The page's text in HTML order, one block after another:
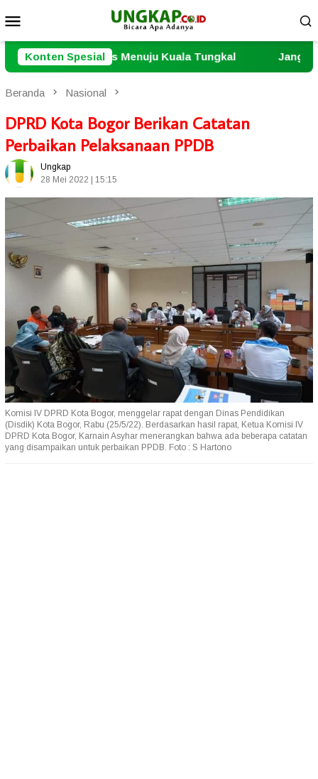
ke
kontenMobile
Konten Spesial
Kuala Tungkal Jangan Ulangi Tragedi Irak di
Beranda Nasional
DPRD Kota Bogor Berikan Catatan
Perbaikan Pelaksanaan PPDB
Ungkap
28 Mei 2022 | 15:15
Komisi IV DPRD Kota Bogor, menggelar rapat dengan Dinas Pendidikan
(Disdik) Kota Bogor, Rabu (25/5/22). Berdasarkan hasil rapat, Ketua Komisi IV
DPRD Kota Bogor, Karnain Asyhar menerangkan bahwa ada beberapa catatan
yang disampaikan untuk perbaikan PPDB. Foto : S Hartono